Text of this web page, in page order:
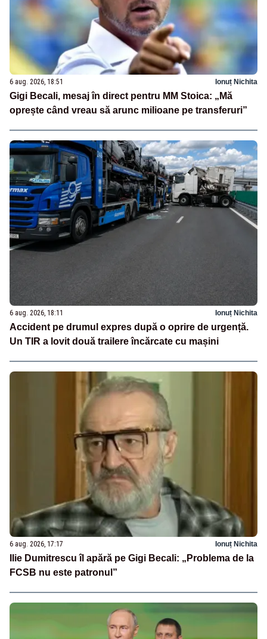
6 aug. 2026, 18:51 Ionuț Nichita
Gigi Becali, mesaj în direct pentru MM Stoica: „Mă
oprește când vreau să arunc milioane pe transferuri”
6 aug. 2026, 18:11 Ionuț Nichita
Accident pe drumul expres după o oprire de urgență.
Un TIR a lovit două trailere încărcate cu mașini
6 aug. 2026, 17:17 Ionuț Nichita
Ilie Dumitrescu îl apără pe Gigi Becali: „Problema de la
FCSB nu este patronul”